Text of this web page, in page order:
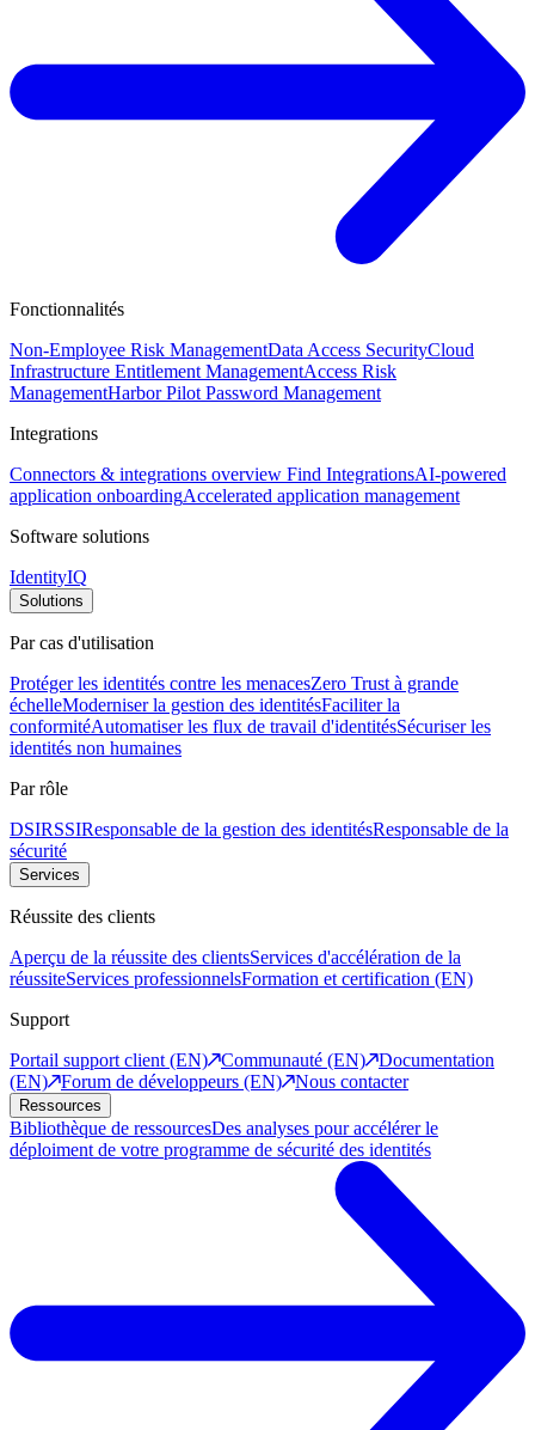
Fonctionnalités
Non-Employee Risk ManagementData Access SecurityCloud
Infrastructure Entitlement ManagementAccess Risk
ManagementHarbor Pilot Password Management
Integrations
Connectors & integrations overview Find IntegrationsAI-powered
application onboardingAccelerated application management
Software solutions
IdentityIQ
Solutions
Par cas d'utilisation
Protéger les identités contre les menacesZero Trust à grande
échelleModerniser la gestion des identitésFaciliter la
conformitéAutomatiser les flux de travail d'identitésSécuriser les
identités non humaines
Par rôle
DSIRSSIResponsable de la gestion des identitésResponsable de la
sécurité
Services
Réussite des clients
Aperçu de la réussite des clientsServices d'accélération de la
réussiteServices professionnelsFormation et certification (EN)
Support
Portail support client (EN)
Communauté (EN)
Documentation
(EN)
Forum de développeurs (EN) Nous contacter
Ressources
Bibliothèque de ressourcesDes analyses pour accélérer le
déploiment de votre programme de sécurité des identités